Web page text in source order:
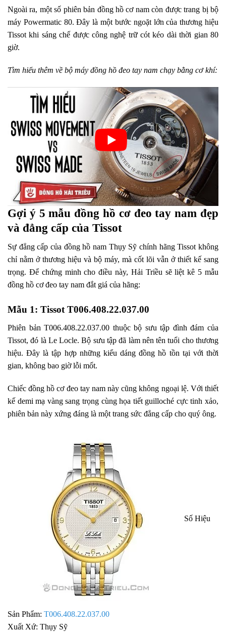
Ngoài ra, một số phiên bản đồng hồ cơ nam còn được trang bị bộ
máy Powermatic 80. Đây là một bước ngoặt lớn của thương hiệu
Tissot khi sáng chế được công nghệ trữ cót kéo dài thời gian 80
giờ.
Tìm hiểu thêm về bộ máy đồng hồ đeo tay nam chạy bằng cơ khí:
Gợi ý 5 mẫu đồng hồ cơ đeo tay nam đẹp
và đẳng cấp của Tissot
Sự đẳng cấp của đồng hồ nam Thụy Sỹ chính hãng Tissot không
chỉ nằm ở thương hiệu và bộ máy, mà cốt lõi vẫn ở thiết kế sang
trọng. Để chứng minh cho điều này, Hải Triều sẽ liệt kê 5 mẫu
đồng hồ cơ đeo tay nam đắt giá của hãng:
Mẫu 1: Tissot T006.408.22.037.00
Phiên bản T006.408.22.037.00 thuộc bộ sưu tập đình đám của
Tissot, đó là Le Locle. Bộ sưu tập đã làm nên tên tuổi cho thương
hiệu. Đây là tập hợp những kiểu dáng đồng hồ tồn tại với thời
gian, không bao giờ lỗi mốt.
Chiếc đồng hồ cơ đeo tay nam này cũng không ngoại lệ. Với thiết
kế demi mạ vàng sang trọng cùng họa tiết guilloché cực tinh xảo,
phiên bản này xứng đáng là một trang sức đẳng cấp cho quý ông.
Số Hiệu
Sản Phẩm: T006.408.22.037.00
Xuất Xứ: Thụy Sỹ